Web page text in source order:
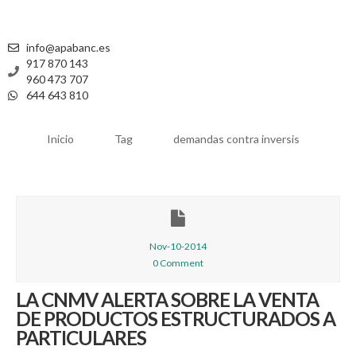
info@apabanc.es
917 870 143
960 473 707
644 643 810
Inicio Tag demandas contra inversis
Nov-10-2014
0 Comment
LA CNMV ALERTA SOBRE LA VENTA
DE PRODUCTOS ESTRUCTURADOS A
PARTICULARES